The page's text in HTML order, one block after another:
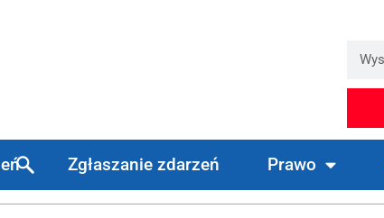
Zgłaszanie zdarzeń Prawo